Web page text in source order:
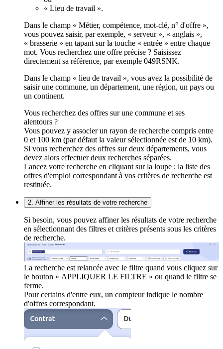
« Lieu de travail ».
Dans le champ « Métier, compétence, mot-clé, n° d'offre »,
vous pouvez saisir, par exemple, « serveur », « anglais »,
« brasserie » en tapant sur la touche « entrée » entre chaque
mot. Vous recherchez une offre précise ? Saisissez
directement sa référence, par exemple 049RSNK.
Dans le champ « lieu de travail », vous avez la possibilité de
saisir une commune, un département, une région, un pays ou
un continent.
Vous recherchez des offres sur une commune et ses
alentours ?
Vous pouvez y associer un rayon de recherche compris entre
0 et 100 km (par défaut la valeur sélectionnée est de 10 km).
Si vous recherchez des offres sur deux départements, vous
devez alors effectuer deux recherches séparées.
Lancez votre recherche en cliquant sur la loupe ; la liste des
offres d'emploi correspondant à vos critères de recherche est
restituée.
2. Affiner les résultats de votre recherche
Si besoin, vous pouvez affiner les résultats de votre recherche
en sélectionnant des filtres et critères présents sous les critères
de recherche.
La recherche est relancée avec le filtre quand vous cliquez sur
le bouton « APPLIQUER LE FILTRE » ou quand le filtre se
ferme.
Pour certains d'entre eux, un compteur indique le nombre
d'offres correspondant.